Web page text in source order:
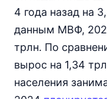
4 года назад на
данным МВФ,
трлн. По
вырос на 1,34
населения